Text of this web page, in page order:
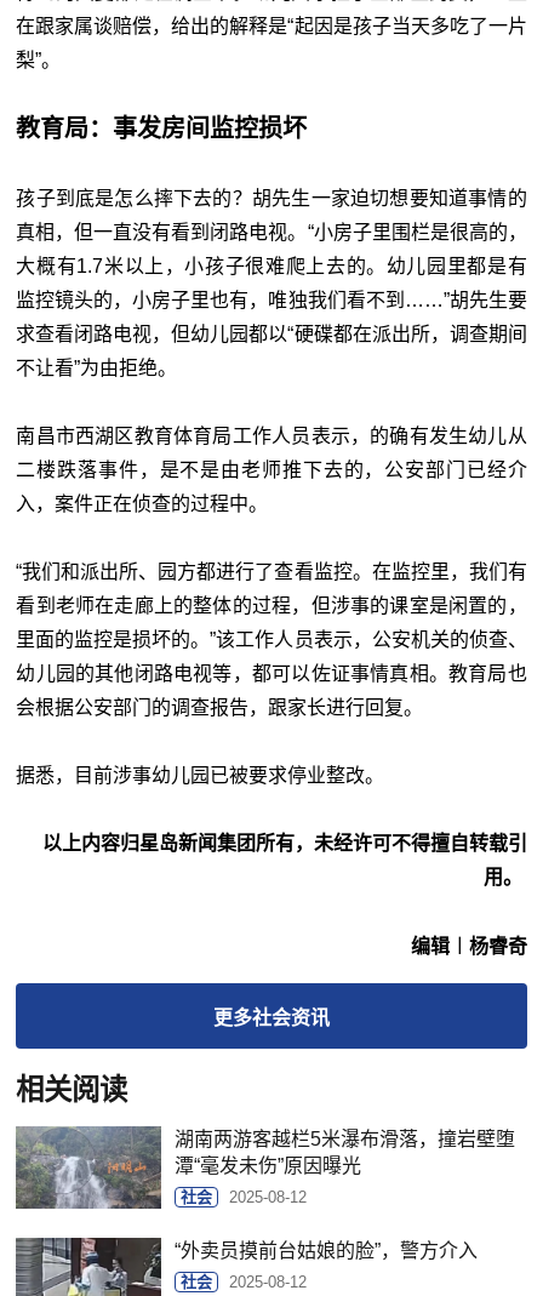
在跟家属谈赔偿，给出的解释是“起因是孩子当天多吃了一片
梨”。
教育局：事发房间监控损坏
孩子到底是怎么摔下去的？胡先生一家迫切想要知道事情的
真相，但一直没有看到闭路电视。“小房子里围栏是很高的，
大概有1.7米以上，小孩子很难爬上去的。幼儿园里都是有
监控镜头的，小房子里也有，唯独我们看不到……”胡先生要
求查看闭路电视，但幼儿园都以“硬碟都在派出所，调查期间
不让看”为由拒绝。
南昌市西湖区教育体育局工作人员表示，的确有发生幼儿从
二楼跌落事件，是不是由老师推下去的，公安部门已经介
入，案件正在侦查的过程中。
“我们和派出所、园方都进行了查看监控。在监控里，我们有
看到老师在走廊上的整体的过程，但涉事的课室是闲置的，
里面的监控是损坏的。”该工作人员表示，公安机关的侦查、
幼儿园的其他闭路电视等，都可以佐证事情真相。教育局也
会根据公安部门的调查报告，跟家长进行回复。
据悉，目前涉事幼儿园已被要求停业整改。
以上内容归星岛新闻集团所有，未经许可不得擅自转载引
用。
编辑︱杨睿奇
更多社会资讯
相关阅读
湖南两游客越栏5米瀑布滑落，撞岩壁堕
潭“毫发未伤”原因曝光
社会 2025-08-12
“外卖员摸前台姑娘的脸”，警方介入
社会 2025-08-12